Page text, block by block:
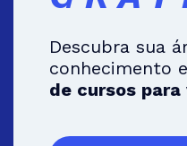
Descubra sua
conhecimento e
de cursos para